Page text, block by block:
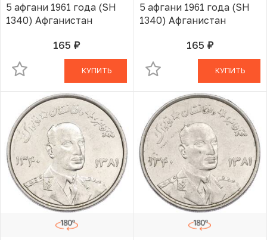
5 афгани 1961 года (SH
1340) Афганистан
165 руб.В КОРЗИНЕ
КУПИТЬ
5 афгани 1961 года (SH
1340) Афганистан
165 руб.В КОРЗИНЕ
КУПИТЬ